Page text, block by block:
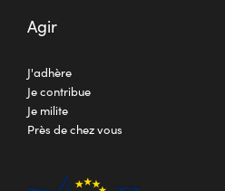
Agir
J'adhère
Je contribue
Je milite
Près de chez vous